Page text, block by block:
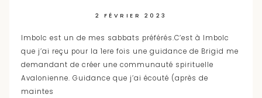
2 FÉVRIER 2023
Imbolc est un de mes sabbats préférés.C’est à Imbolc
que j’ai reçu pour la 1ere fois une guidance de Brigid me
demandant de créer une communauté spirituelle
Avalonienne. Guidance que j’ai écouté (après de
maintes